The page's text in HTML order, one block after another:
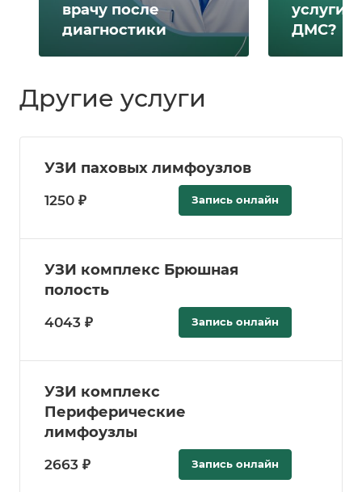
врачу после
диагностики
услуги
ДМС?
Другие услуги
УЗИ паховых лимфоузлов
1250 ₽ Запись онлайн
УЗИ комплекс Брюшная
полость
4043 ₽ Запись онлайн
УЗИ комплекс
Периферические
лимфоузлы
2663 ₽ Запись онлайн